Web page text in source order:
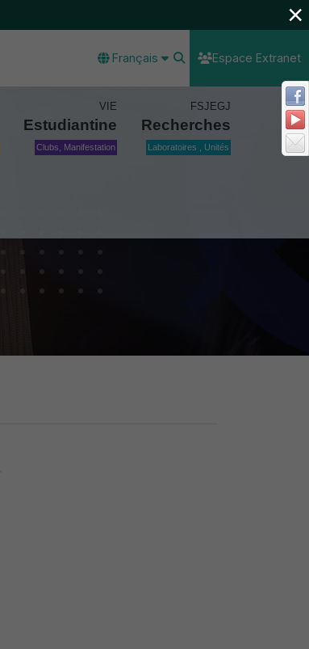
Français Espace Extranet
VIE
Estudiantine
Clubs, Manifestation
FSJEGJ
Recherches
Laboratoires , Unités
×